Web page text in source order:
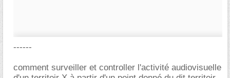
------
comment surveiller et controller l'activité audiovisuelle